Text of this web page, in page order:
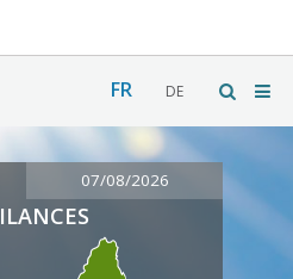
FR DE
07/08/2026